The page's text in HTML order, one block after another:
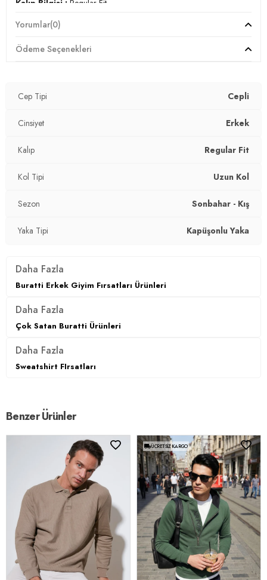
Kalıp Bilgisi : Regular Fit
Manken Ölçüsü :
cm / Basen : 97 cm / Beden : M
Yorumlar(0)
Ödeme Seçenekleri
Cep Tipi Cepli
Cinsiyet Erkek
Kalıp Regular Fit
Kol Tipi Uzun Kol
Sezon Sonbahar - Kış
Yaka Tipi Kapüşonlu Yaka
Daha Fazla
Buratti Erkek Giyim Fırsatları Ürünleri
Daha Fazla
Çok Satan Buratti Ürünleri
Daha Fazla
Sweatshirt FIrsatları
Benzer Ürünler
ÜCRETSIZ KARGO